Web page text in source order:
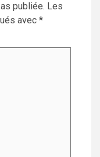
publiée. Les
avec *